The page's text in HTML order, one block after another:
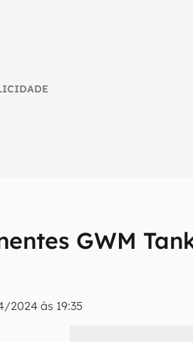
GWM
2024 às 19:35
reviews sobre tecnologia em